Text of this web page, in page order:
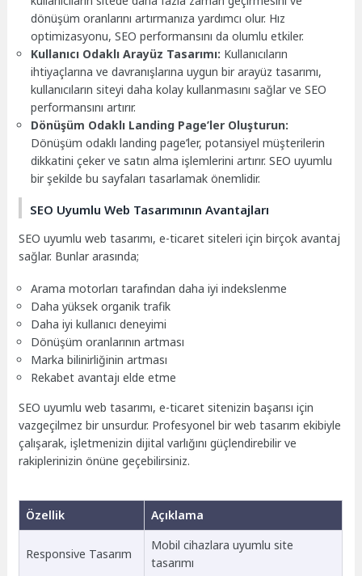
dönüşüm oranlarını artırmanıza yardımcı olur. Hız
optimizasyonu, SEO performansını da olumlu etkiler.
Kullanıcı Odaklı Arayüz Tasarımı: Kullanıcıların
ihtiyaçlarına ve davranışlarına uygun bir arayüz tasarımı,
kullanıcıların siteyi daha kolay kullanmasını sağlar ve SEO
performansını artırır.
Dönüşüm Odaklı Landing Page’ler Oluşturun:
Dönüşüm odaklı landing page’ler, potansiyel müşterilerin
dikkatini çeker ve satın alma işlemlerini artırır. SEO uyumlu
bir şekilde bu sayfaları tasarlamak önemlidir.
SEO Uyumlu Web Tasarımının Avantajları
SEO uyumlu web tasarımı, e-ticaret siteleri için birçok avantaj
sağlar. Bunlar arasında;
Arama motorları tarafından daha iyi indekslenme
Daha yüksek organik trafik
Daha iyi kullanıcı deneyimi
Dönüşüm oranlarının artması
Marka bilinirliğinin artması
Rekabet avantajı elde etme
SEO uyumlu web tasarımı, e-ticaret sitenizin başarısı için
vazgeçilmez bir unsurdur. Profesyonel bir web tasarım ekibiyle
çalışarak, işletmenizin dijital varlığını güçlendirebilir ve
rakiplerinizin önüne geçebilirsiniz.
Özellik Açıklama
Responsive Tasarım
Mobil cihazlara uyumlu site
tasarımı